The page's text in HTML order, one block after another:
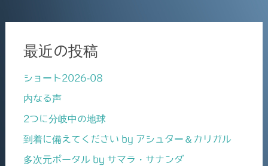
最近の投稿
ショート2026-08
内なる声
2つに分岐中の地球
到着に備えてください by アシュター＆カリガル
多次元ポータル by サマラ・サナンダ